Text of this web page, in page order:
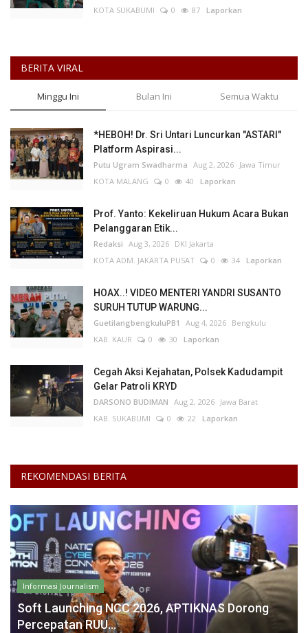
KOTA SUKABUMI 0 87 Laporkan
BERITA VIRAL
Minggu Ini Bulan Ini Semua Waktu
*HEBOH! Dr. Sri Untari Luncurkan "ASTARI"
Platform Aspirasi...
Putu Ugram Swadharma Aug 2, 2026 Jawa Timur
KOTA MALANG
0 40 Laporkan
Prof. Yanto: Kekeliruan Hukum Acara Bukan
Pelanggaran Etik...
Redaksi Aug 3, 2026 DKI Jakarta
KOTA ADM. JAKARTA PUSAT
0 34 Laporkan
HOAX..! VIDEO MENTERI YANDRI SUSANTO
SURUH TUTUP WARUNG...
GuetilangbengkuluPB1 Aug 4, 2026 Bengkulu
KAB. KAUR
0 30 Laporkan
Cegah Aksi Kejahatan, Polsek Kadudampit
Gelar Patroli KRYD
DARSONO BUDIMAN Aug 2, 2026 Jawa Barat
KAB. SUKABUMI
0 22 Laporkan
REKOMENDASI BERITA
Informasi Journalism
Soft Launching NCC 2026, APTIKNAS Dorong
Percepatan RUU...